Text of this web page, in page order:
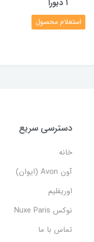
۱ دبورا
استعلام محصول
دسترسی سریع
خانه
آون Avon (ایوان)
اوریفلیم
نوکس Nuxe Paris
تماس با ما